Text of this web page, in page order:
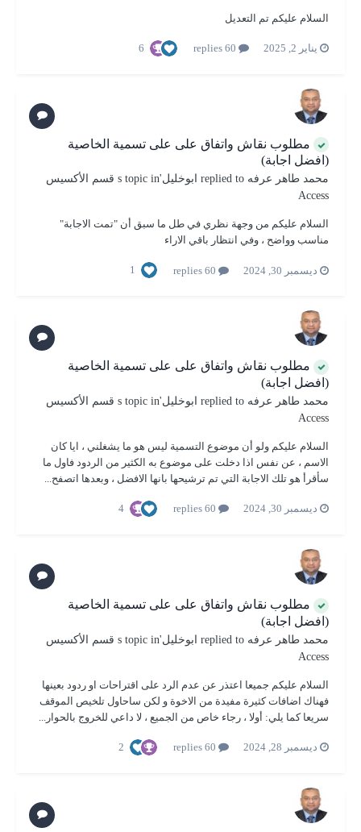
السلام عليكم تم التعديل
يناير 2, 2025 6
مطلوب نقاش واتفاق على على تسمية الخاصية
(افضل اجابة)
محمد طاهر عرفه ابوخليل's topic in
قسم الأكسيس
Access
السلام عليكم من وجهة نظري في طل ما سبق أن "تمت الاجابة"
مناسب وواضح ، وفي انتظار باقي الاراء
ديسمبر 30, 2024 1
مطلوب نقاش واتفاق على على تسمية الخاصية
(افضل اجابة)
محمد طاهر عرفه ابوخليل's topic in
قسم الأكسيس
Access
السلام عليكم ولو أن موضوع التسمية ليس هو ما يشغلني ، ايا كان
الاسم ، عن نفس اذا دخلت على موضوع به الكثير من الردود فاول ما
سأقرأ هو تلك الاجابة التي تم ترشيحها بانها الافضل ، وبعدها اتصفح...
ديسمبر 30, 2024 4
مطلوب نقاش واتفاق على على تسمية الخاصية
(افضل اجابة)
محمد طاهر عرفه ابوخليل's topic in
قسم الأكسيس
Access
السلام عليكم جميعا اعتذر عن عدم الرد على اقتراحات او ردود بعينها
فهناك اضافات كثيرة مفيدة من الاخوة و لكن ساحاول تلخيص الموقف
سريعا كما يلي: أولا ، رجاء خاص من الجميع ، لا داعي للخروج بالحوار...
ديسمبر 28, 2024 2